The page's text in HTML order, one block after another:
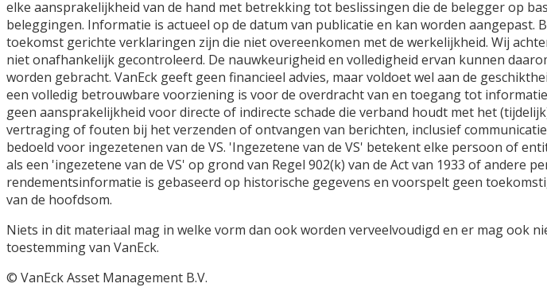
elke aansprakelijkheid van de hand met betrekking tot beslissingen die de belegger op
beleggingen. Informatie is actueel op de datum van publicatie en kan worden
toekomst gerichte verklaringen zijn die niet overeenkomen met de werkelijkheid. Wij
niet onafhankelijk gecontroleerd. De nauwkeurigheid en volledigheid ervan kunnen
worden gebracht. VanEck geeft geen financieel advies, maar voldoet wel aan de
een volledig betrouwbare voorziening is voor de overdracht van en toegang tot
geen aansprakelijkheid voor directe of indirecte schade die verband houdt met het
vertraging of fouten bij het verzenden of ontvangen van berichten, inclusief
bedoeld voor ingezetenen van de VS. 'Ingezetene van de VS' betekent elke persoon of
als een 'ingezetene van de VS' op grond van Regel 902(k) van de Act van 1933 of andere
rendementsinformatie is gebaseerd op historische gegevens en voorspelt geen
van de hoofdsom.
Niets in dit materiaal mag in welke vorm dan ook worden verveelvoudigd en er mag ook
toestemming van VanEck.
© VanEck Asset Management B.V.